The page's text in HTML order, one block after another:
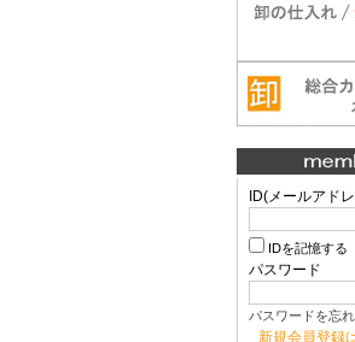
ID(メールアド
IDを記憶する
パスワード
パスワードを忘
新規会員登録